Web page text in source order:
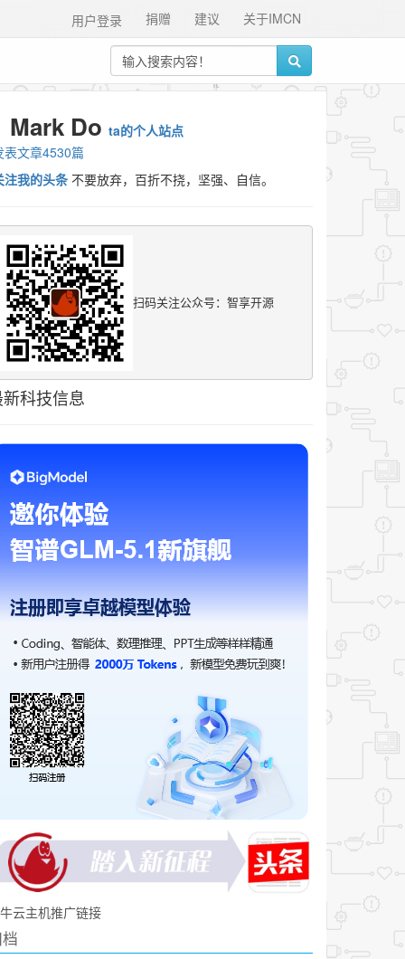
关于IMCN
建议
捐赠
用户登录
Mark Do ta的个人站点
表文章4530篇
注我的头条 不要放弃，百折不挠，坚强、自信。
扫码关注公众号：智享开源
科技信息
云主机推广链接